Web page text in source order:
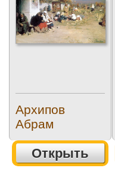
depleted))
Архипов
Абрам
Открыть